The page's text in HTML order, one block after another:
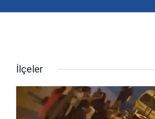
İlçeler